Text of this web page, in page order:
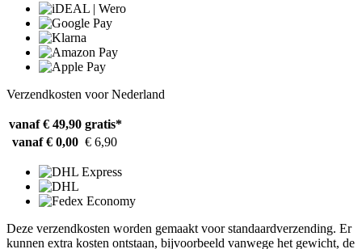
Verzendkosten voor Nederland
vanaf € 49,90 gratis*
vanaf € 0,00 € 6,90
Deze verzendkosten worden gemaakt voor standaardverzending. Er
kunnen extra kosten ontstaan, bijvoorbeeld vanwege het gewicht, de